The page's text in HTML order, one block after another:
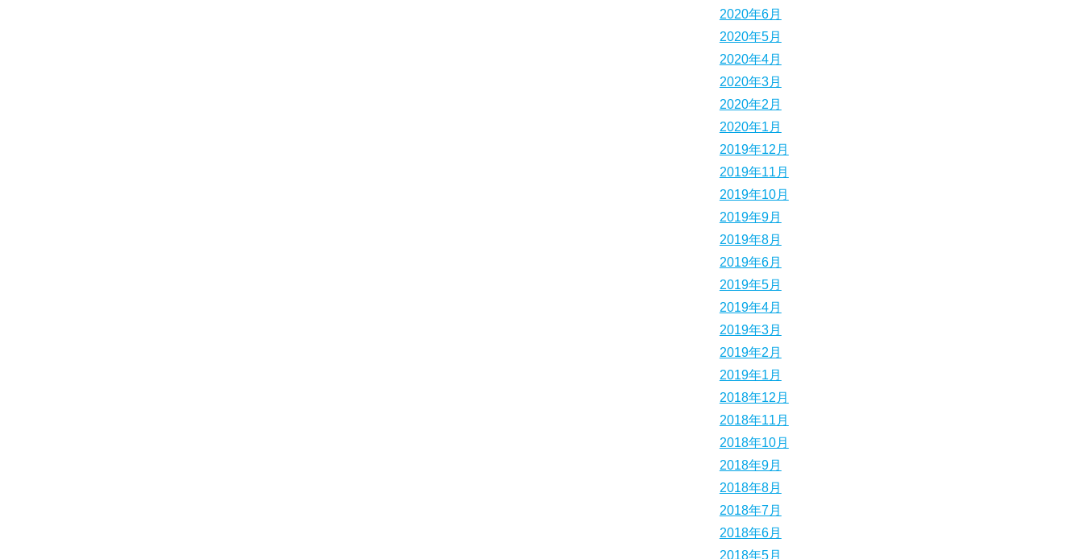
2020年6月
2020年5月
2020年4月
2020年3月
2020年2月
2020年1月
2019年12月
2019年11月
2019年10月
2019年9月
2019年8月
2019年6月
2019年5月
2019年4月
2019年3月
2019年2月
2019年1月
2018年12月
2018年11月
2018年10月
2018年9月
2018年8月
2018年7月
2018年6月
2018年5月